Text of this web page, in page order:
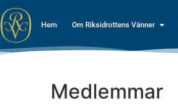
Hem Om Riksidrottens Vänner
Medlemmar